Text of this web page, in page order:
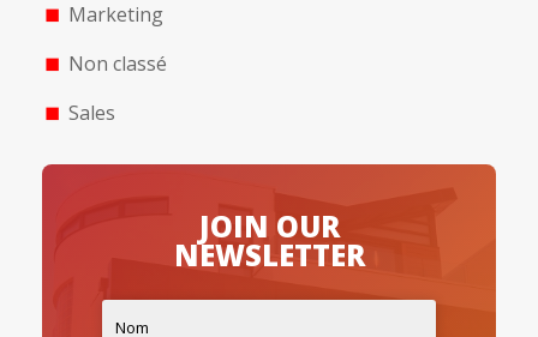
Marketing
Non classé
Sales
JOIN OUR
NEWSLETTER